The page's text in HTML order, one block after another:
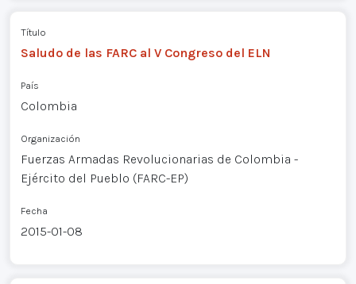
Título
Saludo de las FARC al V Congreso del ELN
País
Colombia
Organización
Fuerzas Armadas Revolucionarias de Colombia -
Ejército del Pueblo (FARC-EP)
Fecha
2015-01-08